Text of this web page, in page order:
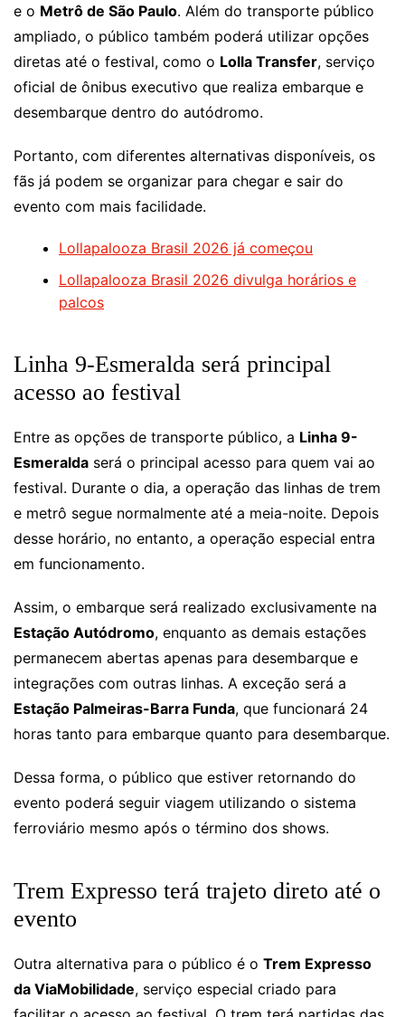
e o Metrô de São Paulo. Além do transporte público
ampliado, o público também poderá utilizar opções
diretas até o festival, como o Lolla Transfer, serviço
oficial de ônibus executivo que realiza embarque e
desembarque dentro do autódromo.
Portanto, com diferentes alternativas disponíveis, os
fãs já podem se organizar para chegar e sair do
evento com mais facilidade.
Lollapalooza Brasil 2026 já começou
Lollapalooza Brasil 2026 divulga horários e
palcos
Linha 9-Esmeralda será principal
acesso ao festival
Entre as opções de transporte público, a Linha 9-
Esmeralda será o principal acesso para quem vai ao
festival. Durante o dia, a operação das linhas de trem
e metrô segue normalmente até a meia-noite. Depois
desse horário, no entanto, a operação especial entra
em funcionamento.
Assim, o embarque será realizado exclusivamente na
Estação Autódromo, enquanto as demais estações
permanecem abertas apenas para desembarque e
integrações com outras linhas. A exceção será a
Estação Palmeiras-Barra Funda, que funcionará 24
horas tanto para embarque quanto para desembarque.
Dessa forma, o público que estiver retornando do
evento poderá seguir viagem utilizando o sistema
ferroviário mesmo após o término dos shows.
Trem Expresso terá trajeto direto até o
evento
Outra alternativa para o público é o Trem Expresso
da ViaMobilidade, serviço especial criado para